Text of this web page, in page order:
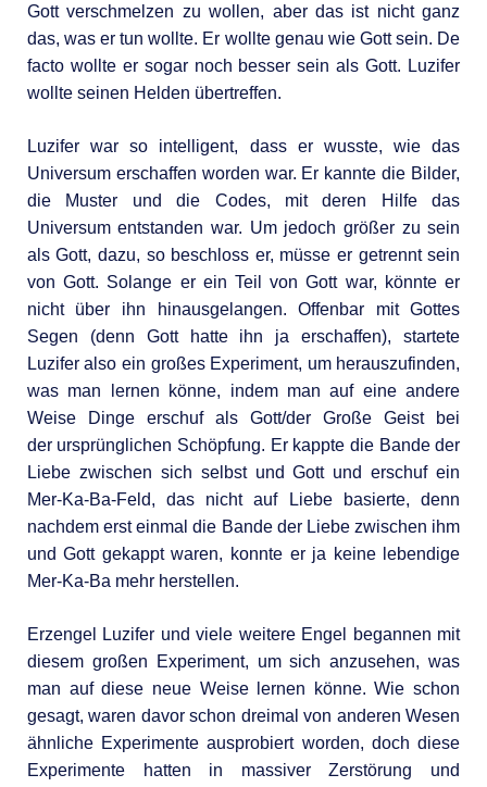
Gott verschmelzen zu wollen, aber das ist nicht ganz
das, was er tun wollte. Er wollte genau wie Gott sein. De
facto wollte er sogar noch besser sein als Gott. Luzifer
wollte seinen Helden übertreffen.
Luzifer war so intelligent, dass er wusste, wie das
Universum erschaffen worden war. Er kannte die Bilder,
die Muster und die Codes, mit deren Hilfe das
Universum entstanden war. Um jedoch größer zu sein
als Gott, dazu, so beschloss er, müsse er getrennt sein
von Gott. Solange er ein Teil von Gott war, könnte er
nicht über ihn hinausgelangen. Offenbar mit Gottes
Segen (denn Gott hatte ihn ja erschaffen), startete
Luzifer also ein großes Experiment, um herauszufinden,
was man lernen könne, indem man auf eine andere
Weise Dinge erschuf als Gott/der Große Geist bei
der ursprünglichen Schöpfung. Er kappte die Bande der
Liebe zwischen sich selbst und Gott und erschuf ein
Mer-Ka-Ba-Feld, das nicht auf Liebe basierte, denn
nachdem erst einmal die Bande der Liebe zwischen ihm
und Gott gekappt waren, konnte er ja keine lebendige
Mer-Ka-Ba mehr herstellen.
Erzengel Luzifer und viele weitere Engel begannen mit
diesem großen Experiment, um sich anzusehen, was
man auf diese neue Weise lernen könne. Wie schon
gesagt, waren davor schon dreimal von anderen Wesen
ähnliche Experimente ausprobiert worden, doch diese
Experimente hatten in massiver Zerstörung und